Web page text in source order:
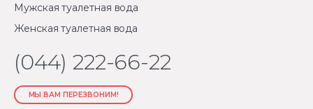
Мужская туалетная вода
Женская туалетная вода
(044) 222-66-22
МЫ ВАМ ПЕРЕЗВОНИМ!